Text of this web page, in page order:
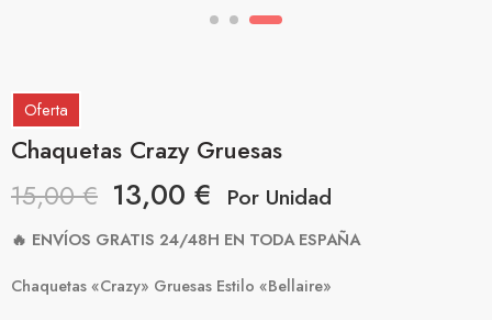
Oferta
Chaquetas Crazy Gruesas
15,00€ 13,00 € Por Unidad
Chaquetas «Crazy» Gruesas Estilo «Bellaire»